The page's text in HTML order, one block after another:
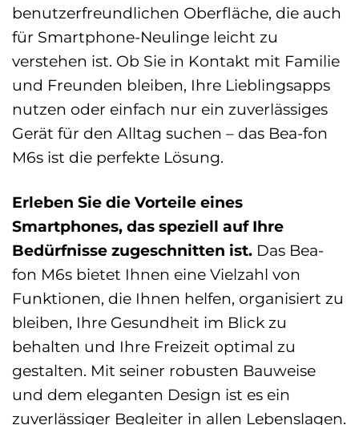
benutzerfreundlichen Oberfläche, die auch
für Smartphone-Neulinge leicht zu
verstehen ist. Ob Sie in Kontakt mit Familie
und Freunden bleiben, Ihre Lieblingsapps
nutzen oder einfach nur ein zuverlässiges
Gerät für den Alltag suchen – das Bea-fon
M6s ist die perfekte Lösung.
Erleben Sie die Vorteile eines
Smartphones, das speziell auf Ihre
Bedürfnisse zugeschnitten ist. Das Bea-
fon M6s bietet Ihnen eine Vielzahl von
Funktionen, die Ihnen helfen, organisiert zu
bleiben, Ihre Gesundheit im Blick zu
behalten und Ihre Freizeit optimal zu
gestalten. Mit seiner robusten Bauweise
und dem eleganten Design ist es ein
zuverlässiger Begleiter in allen Lebenslagen.